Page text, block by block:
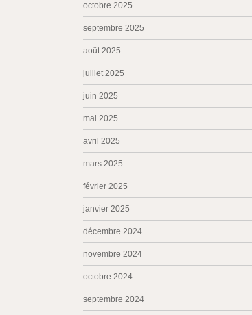
octobre 2025
septembre 2025
août 2025
juillet 2025
juin 2025
mai 2025
avril 2025
mars 2025
février 2025
janvier 2025
décembre 2024
novembre 2024
octobre 2024
septembre 2024